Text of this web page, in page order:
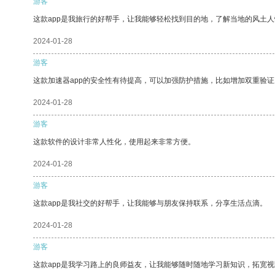
这款app是我旅行的好帮手，让我能够轻松找到目的地，了解当地的风土人
2024-01-28
游客
这款加速器app的安全性有待提高，可以加强防护措施，比如增加双重验证
2024-01-28
游客
这款软件的设计非常人性化，使用起来非常方便。
2024-01-28
游客
这款app是我社交的好帮手，让我能够与朋友保持联系，分享生活点滴。
2024-01-28
游客
这款app是我学习路上的良师益友，让我能够随时随地学习新知识，拓宽视